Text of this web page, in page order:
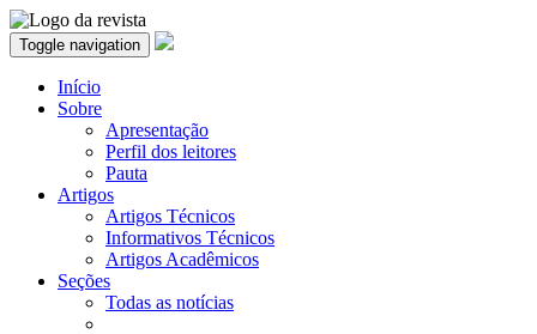
Toggle navigation
Início
Sobre
Apresentação
Perfil dos leitores
Pauta
Artigos
Artigos Técnicos
Informativos Técnicos
Artigos Acadêmicos
Seções
Todas as notícias